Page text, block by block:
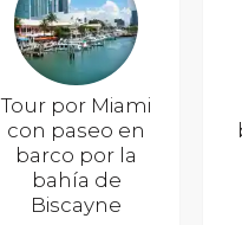
Tour por Miami
con paseo en
barco por la
bahía de
Biscayne